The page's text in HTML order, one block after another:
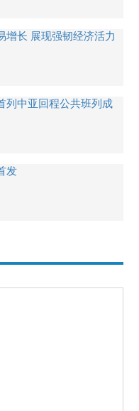
增长 展现强韧经济活力
列中亚回程公共班列成
发